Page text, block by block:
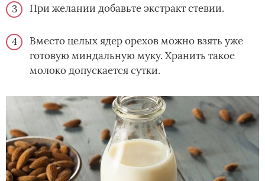
При желании добавьте экстракт стевии.
Вместо целых ядер орехов можно взять уже
готовую миндальную муку. Хранить такое
молоко допускается сутки.